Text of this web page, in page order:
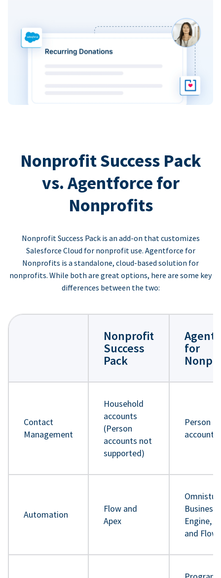
Nonprofit Success Pack
vs. Agentforce for
Nonprofits
Nonprofit Success Pack is an add-on that customizes
Salesforce Cloud for nonprofit use. Agentforce for
Nonprofits is a standalone, cloud-based solution for
nonprofits. While both are great options, here are some key
differences between the two:
Nonprofit
Success
Pack
for
Contact
Management
Household
accounts
(Person
accounts not
supported)
Person
accounts
Automation
Flow and
Apex
Business
Engine,
and Flow